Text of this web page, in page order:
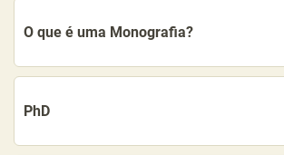
O que é uma Monografia?
PhD